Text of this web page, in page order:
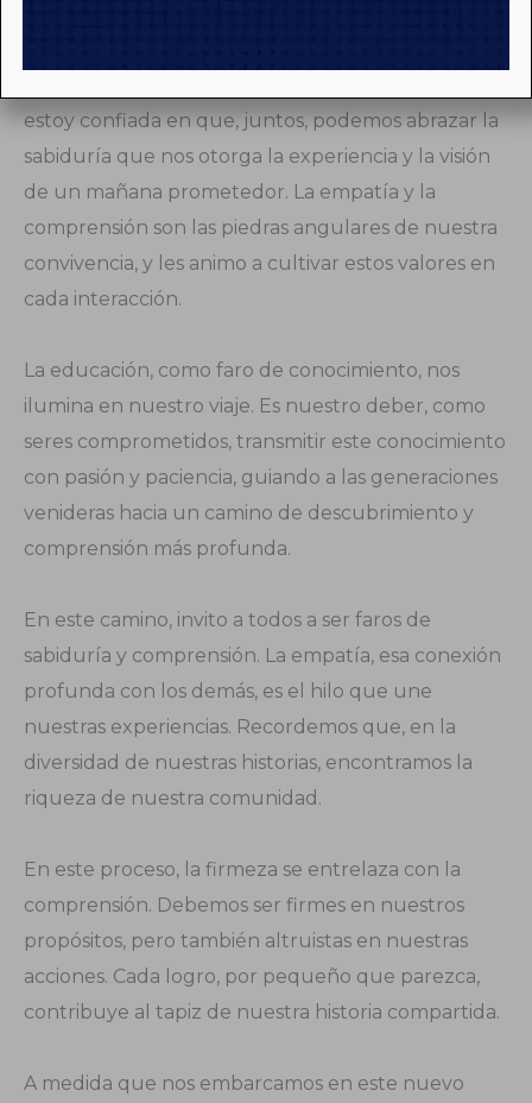
estoy confiada en que, juntos, podemos abrazar la
sabiduría que nos otorga la experiencia y la visión
de un mañana prometedor. La empatía y la
comprensión son las piedras angulares de nuestra
convivencia, y les animo a cultivar estos valores en
cada interacción.
La educación, como faro de conocimiento, nos
ilumina en nuestro viaje. Es nuestro deber, como
seres comprometidos, transmitir este conocimiento
con pasión y paciencia, guiando a las generaciones
venideras hacia un camino de descubrimiento y
comprensión más profunda.
En este camino, invito a todos a ser faros de
sabiduría y comprensión. La empatía, esa conexión
profunda con los demás, es el hilo que une
nuestras experiencias. Recordemos que, en la
diversidad de nuestras historias, encontramos la
riqueza de nuestra comunidad.
En este proceso, la firmeza se entrelaza con la
comprensión. Debemos ser firmes en nuestros
propósitos, pero también altruistas en nuestras
acciones. Cada logro, por pequeño que parezca,
contribuye al tapiz de nuestra historia compartida.
A medida que nos embarcamos en este nuevo